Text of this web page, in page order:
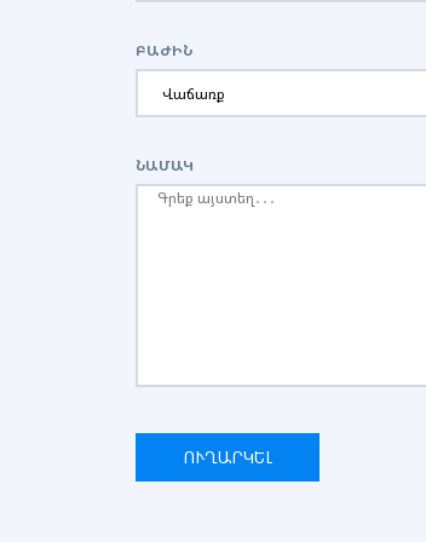
ԲԱԺԻՆ
ՆԱՄԱԿ